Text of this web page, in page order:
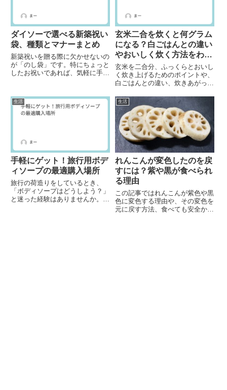
ダイソーで選べる新築祝い
袋、種類とマナーまとめ
新築祝いを贈る際に欠かせないの
が「のし袋」です。特にちょっと
したお祝いであれば、気軽に手に
ーで手に入る新築祝い袋の種類や
選び方、マナーまで詳しく紹介し
ます。おしゃれで実用的な袋を...
玄米二合を炊くと何グラム
になる？白ごはんとの違い
やおいしく炊く方法をわか
りやすく紹介！
玄米を二合分、ふっくらとおいし
く炊き上げるためのポイントや、
白ごはんとの違い、炊きあがった
わかりやすくお話ししていきま
す。玄米にはたくさんの栄養がつ
まっています。ただ、白ごはんの
ように簡単には炊けないので、ち
ょ...
生活
手軽にゲット！旅行用ボデ
ィソープの最適購入場所
旅行の荷造りをしているとき、
「ボディソープはどうしよう？」
と迷った経験はありませんか。大
生活
れんこんが変色したのを戻
すには？紫や黒が食べられ
る理由
この記事ではれんこんが紫色や黒
色に変色する理由や、その変色を
元に戻す方法、食べても安全かど